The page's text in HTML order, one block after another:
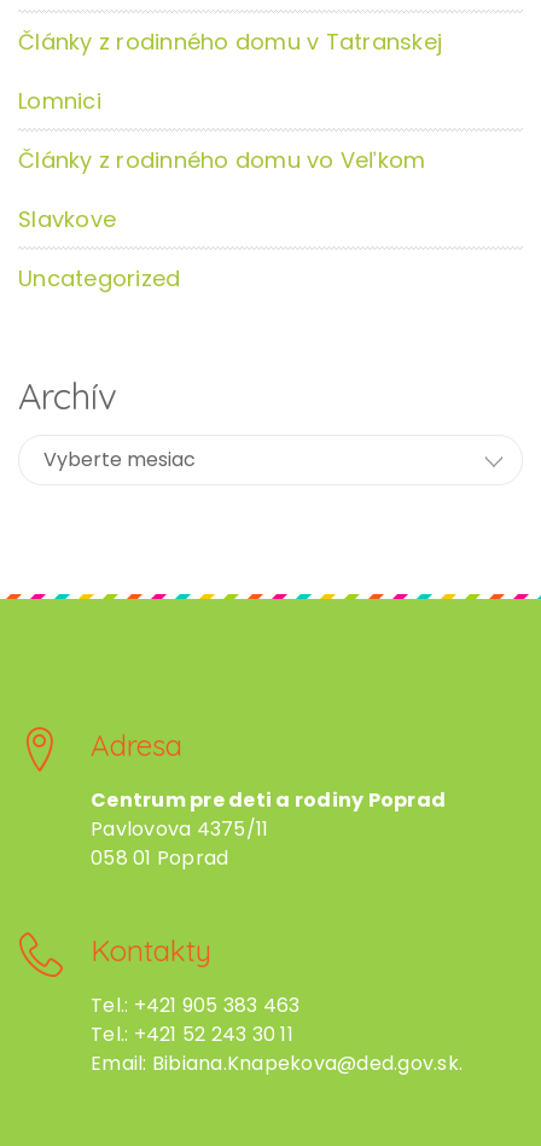
Články z rodinného domu v Tatranskej
Lomnici
Články z rodinného domu vo Veľkom
Slavkove
Uncategorized
Archív
Adresa
Centrum pre deti a rodiny Poprad
Pavlovova 4375/11
058 01 Poprad
Kontakty
Tel.: +421 905 383 463
Tel.: +421 52 243 30 11
Email: Bibiana.Knapekova@ded.gov.sk.